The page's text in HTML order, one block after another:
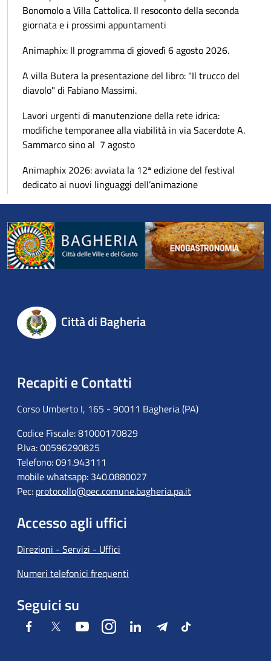
Bonomolo a Villa Cattolica. Il resoconto della seconda
giornata e i prossimi appuntamenti
Animaphix: Il programma di giovedì 6 agosto 2026.
A villa Butera la presentazione del libro: "Il trucco del
diavolo" di Fabiano Massimi.
Lavori urgenti di manutenzione della rete idrica:
modifiche temporanee alla viabilità in via Sacerdote A.
Sammarco sino al 7 agosto
Animaphix 2026: avviata la 12ª edizione del festival
dedicato ai nuovi linguaggi dell’animazione
Città di Bagheria
Recapiti e Contatti
Corso Umberto I, 165 - 90011 Bagheria (PA)
Codice Fiscale: 81000170829
P.Iva: 00596290825
Telefono: 091.943111
mobile whatsapp: 340.0880027
Pec: protocollo@pec.comune.bagheria.pa.it
Accesso agli uffici
Direzioni - Servizi - Uffici
Numeri telefonici frequenti
Seguici su
Facebook Twitter YoutubeInstagramLinkedIn TelegramTiktok